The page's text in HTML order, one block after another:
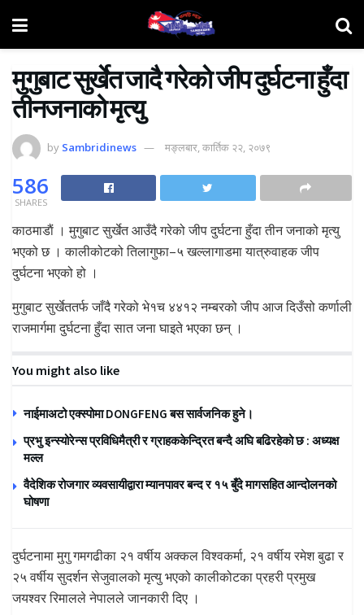
मुगुबाट सुर्खेत जादै गरेकाे जीप दुर्घटना हुँदा
तीनजनाको मृत्यु
by Sambridinews मङ्लबार, कार्तिक २२, २०७९
586
SHARES
काठमाडाैं । मुगुबाट सुर्खेत आउँदै गरेको जीप दुर्घटना हुँदा तीन जनाको मृत्यु
भएको छ । कालीकोटको तिलागुफा–५ खल्लागाडमा यात्रुवाहक जीप
दुर्घटना भएको हो ।
मुगुबाट सुर्खेततर्फ जाँदै गरेको भे१च ४४१२ नम्बरको जीप आज दिउँसो कर्णाली
राजमार्गमा दुर्घटना हुँदा सात जना घाइते भएका छन् ।
You might also like
नाईमाअटो एक्स्पोमा DONGFENG बस सार्वजनिक हुने।
प्रभु इन्स्योरेन्स प्रविधिमैत्री र ग्राहककेन्द्रित बन्दै अघि बढिरहेको छ : अध्यक्ष
मल्ल
वैदेशिक रोजगार व्यवसायीद्वारा म्यानपावर बन्द र १५ बुँदे मागसहित आन्दोलनको
घोषणा
दुर्घटनामा मुगु गमगढीका २१ वर्षीय अक्कल विश्वकर्मा, २१ वर्षीय रमेश बुढा र
२५ वर्षीय सुदर्शन सेजुवालको मृत्यु भएको कालीकोटका प्रहरी प्रमुख
जयश्वर रिमालले नेपालले जानकारी दिए ।